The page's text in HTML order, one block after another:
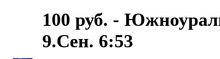
100 руб. -
9.Сен. 6:53